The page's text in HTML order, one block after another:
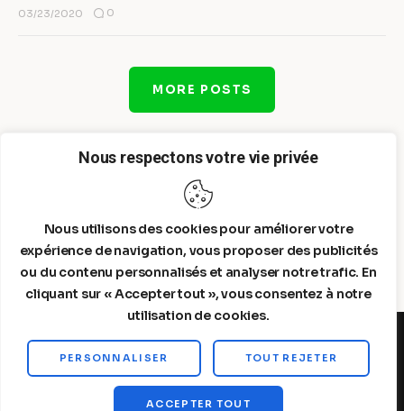
Nous respectons votre vie privée
Nous utilisons des cookies pour améliorer votre
expérience de navigation, vous proposer des publicités
ou du contenu personnalisés et analyser notre trafic. En
cliquant sur « Accepter tout », vous consentez à notre
utilisation de cookies.
PERSONNALISER TOUT REJETER
ACCEPTER TOUT
03/23/2020 0
MORE POSTS
Steelldy© 2026. All Rights Reserved.